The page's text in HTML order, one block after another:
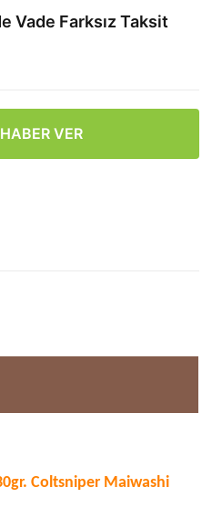
Vade Farksız Taksit
VER
Coltsniper Maiwashi